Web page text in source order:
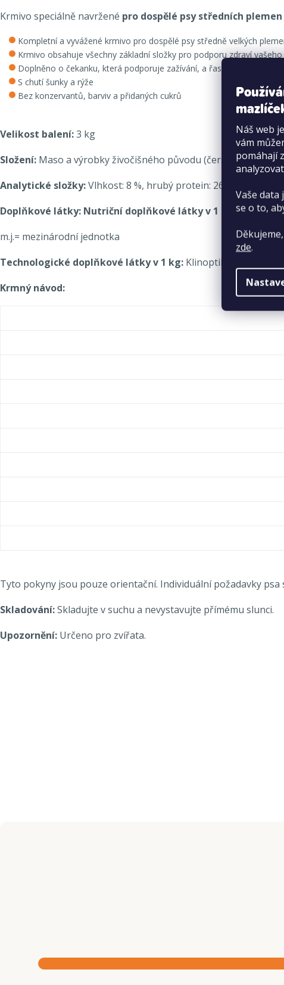
Náš web
vám
pomáhají
Vaše data
se o to,
zde.
Krmivo speciálně navržené pro dospělé psy středních plemen
Kompletní a vyvážené krmivo pro dospělé psy středně velkých
Krmivo obsahuje všechny základní složky pro podporu zdraví
Doplněno o čekanku, která podporuje zažívání, a řasu Spirulina,
S chutí šunky a rýže
Bez konzervantů, barviv a přidaných cukrů
Velikost balení:3 kg
Složení: Maso a výrobky živočišného původu (čerstvé kuřecí a
Analytické složky:Vlhkost: 8 %, hrubý protein: 26 %, hrubý
Doplňkové látky: Nutriční doplňkové látky v 1 kg:
Vitamin
m.j.= mezinárodní jednotka
Technologické doplňkové látky v 1 kg: Klinoptilolit
Krmný návod:
Tyto pokyny jsou pouze orientační. Individuální požadavky
Skladování:Skladujte v suchu a nevystavujte přímému slunci.
Upozornění: Určeno pro zvířata.